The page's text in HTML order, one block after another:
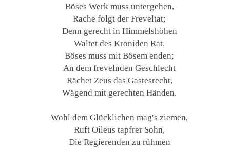
Böses Werk muss untergehen,
Rache folgt der Freveltat;
Denn gerecht in Himmelshöhen
Waltet des Kroniden Rat.
Böses muss mit Bösem enden;
An dem frevelnden Geschlecht
Rächet Zeus das Gastesrecht,
Wägend mit gerechten Händen.
Wohl dem Glücklichen mag′s ziemen,
Ruft Oileus tapfrer Sohn,
Die Regierenden zu rühmen